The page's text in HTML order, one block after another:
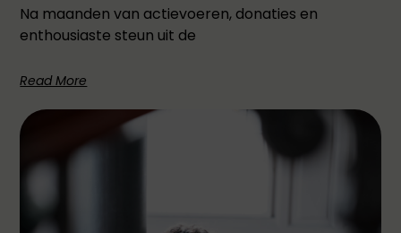
Na maanden van actievoeren, donaties en
enthousiaste steun uit de
Read More